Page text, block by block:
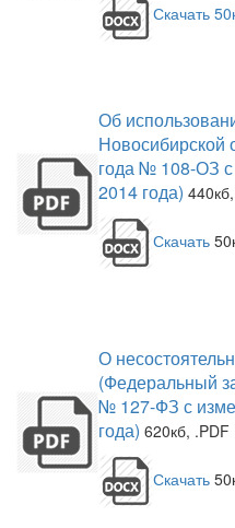
Скачать
Об
Новосибирской
года № 108-ОЗ
2014 года)
Скачать
О
(Федеральный
№ 127-ФЗ с
года) 620кб, .PDF
Скачать